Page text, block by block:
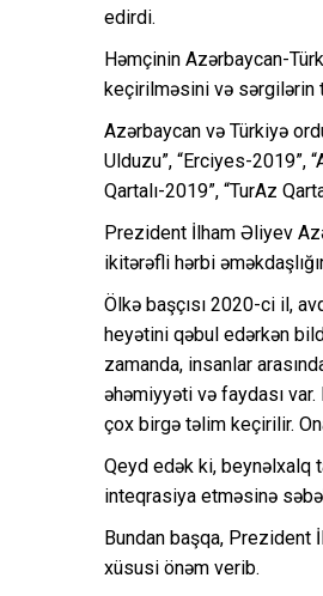
edirdi.
Həmçinin Azərbaycan-
keçirilməsini və sərgilərin
Azərbaycan və Türkiyə
Ulduzu”, “Erciyes-2019”,
Qartalı-2019”, “TurAz
Prezident İlham Əliyev
ikitərəfli hərbi
Ölkə başçısı 2020-ci il,
heyətini qəbul edərkən
zamanda, insanlar
əhəmiyyəti və faydası
çox birgə təlim keçirilir.
Qeyd edək ki, beynəlxalq
inteqrasiya etməsinə
Bundan başqa, Prezident
xüsusi önəm verib.